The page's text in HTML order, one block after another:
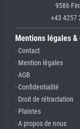
9586
+43 4257
Mentions légales &
· Contact
· Mention légales
· AGB
· Confidentialité
· Droit de rétractation
· Plaintes
· A propos de nous